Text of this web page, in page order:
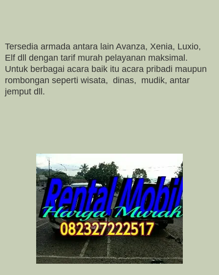
Tersedia armada antara lain Avanza, Xenia, Luxio,
Elf dll dengan tarif murah pelayanan maksimal.
Untuk berbagai acara baik itu acara pribadi maupun
rombongan seperti wisata, dinas, mudik, antar
jemput dll.